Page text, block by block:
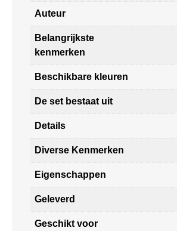
Auteur
Belangrijkste
kenmerken
Beschikbare kleuren
De set bestaat uit
Details
Diverse Kenmerken
Eigenschappen
Geleverd
Geschikt voor